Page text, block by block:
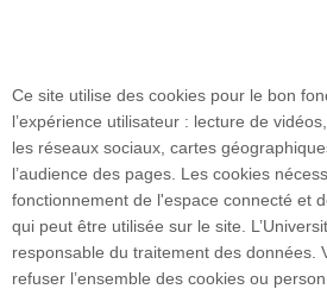
Plan du site
Ce site utilise des cookies pour le bon
l’expérience utilisateur : lecture de
les réseaux sociaux, cartes
l’audience des pages. Les cookies
fonctionnement de l'espace connecté et
qui peut être utilisée sur le site.
responsable du traitement des données.
refuser l’ensemble des cookies ou